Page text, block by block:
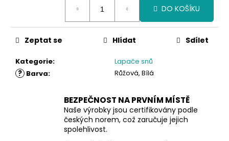
DO KOŠÍKU
Kategorie: Lapače snů
? Barva: Růžová, Bílá
Zeptat se Hlídat Sdílet
BEZPEČNOST NA PRVNÍM MÍSTĚ
Naše výrobky jsou certifikovány podle
českých norem, což zaručuje jejich
spolehlivost.